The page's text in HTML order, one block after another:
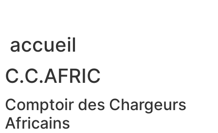
accueil
C.C.AFRIC
Comptoir des Chargeurs
Africains